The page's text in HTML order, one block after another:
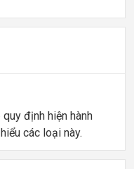
định hiện hành
các loại này.